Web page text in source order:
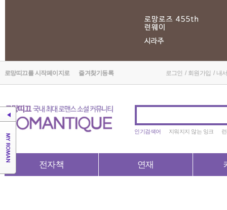
로망띠끄를 시작페이지로 즐겨찾기등록 로그인 / 회원가입 / 내
인기검색어 지워지지 않는 잉크
전자책 연재